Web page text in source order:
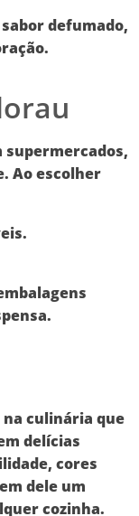
defumado,
supermercados,
Ao escolher
culinária que
delícias
cores
dele um
cozinha.